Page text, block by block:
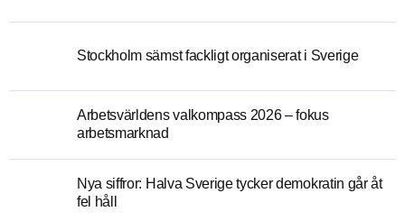
Stockholm sämst fackligt organiserat i Sverige
Arbetsvärldens valkompass 2026 – fokus
arbetsmarknad
Nya siffror: Halva Sverige tycker demokratin går åt
fel håll